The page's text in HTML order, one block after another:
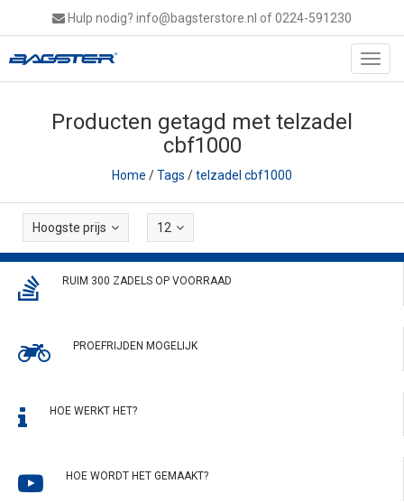
Hulp nodig? info@bagsterstore.nl of 0224-591230
Producten getagd met telzadel
cbf1000
Home /Tags /telzadel cbf1000
Hoogste prijs 12
RUIM 300 ZADELS OP VOORRAAD
PROEFRIJDEN MOGELIJK
HOE WERKT HET?
HOE WORDT HET GEMAAKT?